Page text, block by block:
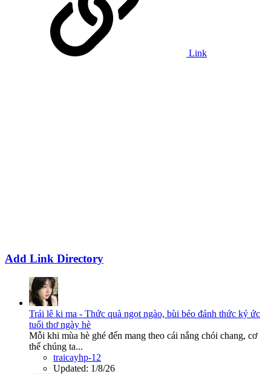
Link
Add Link Directory
Trái lê ki ma - Thức quà ngọt ngào, bùi béo đánh thức ký ức
tuổi thơ ngày hè
Mỗi khi mùa hè ghé đến mang theo cái nắng chói chang, cơ
thể chúng ta...
traicayhp-12
Updated: 1/8/26